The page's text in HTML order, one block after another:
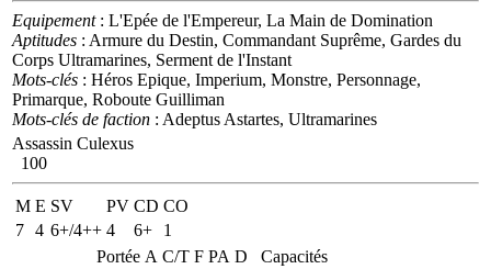
Equipement: L'Epée de l'Empereur, La Main de Domination
Aptitudes : Armure du Destin, Commandant Suprême, Gardes du
Corps Ultramarines, Serment de l'Instant
Mots-clés : Héros Epique, Imperium, Monstre, Personnage,
Primarque, Roboute Guilliman
Mots-clés de faction : Adeptus Astartes, Ultramarines
Assassin Culexus
100
M E SV PV CD CO
7 4 6+/4++ 4 6+
1
Portée A C/T F PA D
Capacités